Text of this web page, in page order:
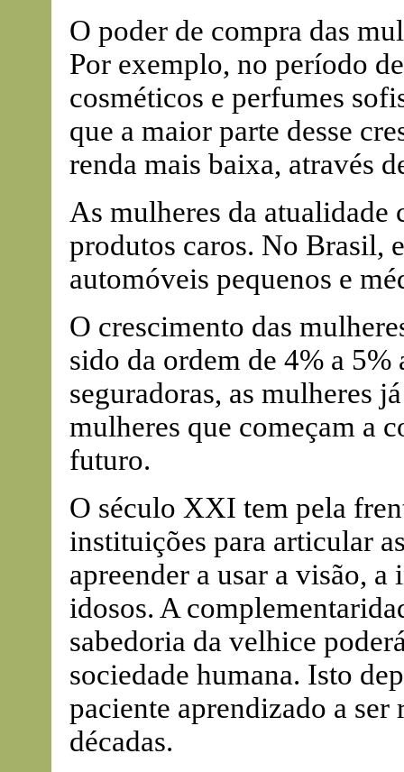
O poder de compra das
Por exemplo, no período
cosméticos e perfumes
que a maior parte desse
renda mais baixa, através
As mulheres da atualidade
produtos caros. No Brasil,
automóveis pequenos e
O crescimento das
sido da ordem de 4% a
seguradoras, as mulheres
mulheres que começam a
futuro.
O século XXI tem pela
instituições para articular
apreender a usar a visão,
idosos. A
sabedoria da velhice
sociedade humana. Isto
paciente aprendizado a
décadas.